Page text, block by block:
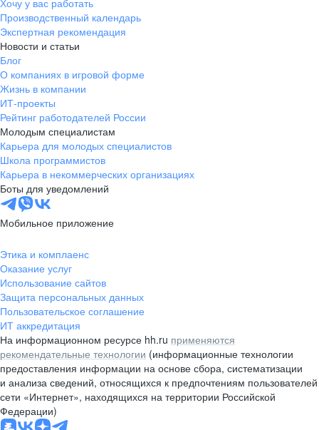
Хочу у вас работать
Производственный календарь
Экспертная рекомендация
Новости и статьи
Блог
О компаниях в игровой форме
Жизнь в компании
ИТ-проекты
Рейтинг работодателей России
Молодым специалистам
Карьера для молодых специалистов
Школа программистов
Карьера в некоммерческих организациях
Боты для уведомлений
Мобильное приложение
Этика и комплаенс
Оказание услуг
Использование сайтов
Защита персональных данных
Пользовательское соглашение
ИТ аккредитация
На информационном ресурсе hh.ru применяются
рекомендательные технологии (информационные технологии
предоставления информации на основе сбора, систематизации
и анализа сведений, относящихся к предпочтениям пользователей
сети «Интернет», находящихся на территории Российской
Федерации)